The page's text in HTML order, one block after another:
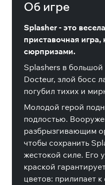
Об игре
Splasher - это
приставочная
сюрпризами.
Splashers в
Docteur, злой босс
погубил тихих и
Молодой герой
подлостью.
разбрызгивающим
чтобы сохранить
жестокой силе. Его
краской
цветов: прилипает к